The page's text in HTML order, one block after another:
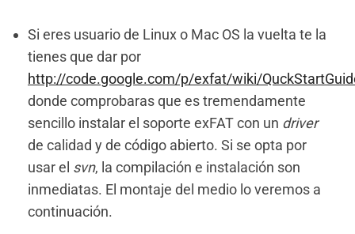
Si eres usuario de Linux o Mac OS la vuelta te la
tienes que dar por
http://code.google.com/p/exfat/wiki/
donde comprobaras que es tremendamente
sencillo instalar el soporte exFAT con un driver
de calidad y de código abierto. Si se opta por
usar el svn, la compilación e instalación son
inmediatas. El montaje del medio lo veremos a
continuación.